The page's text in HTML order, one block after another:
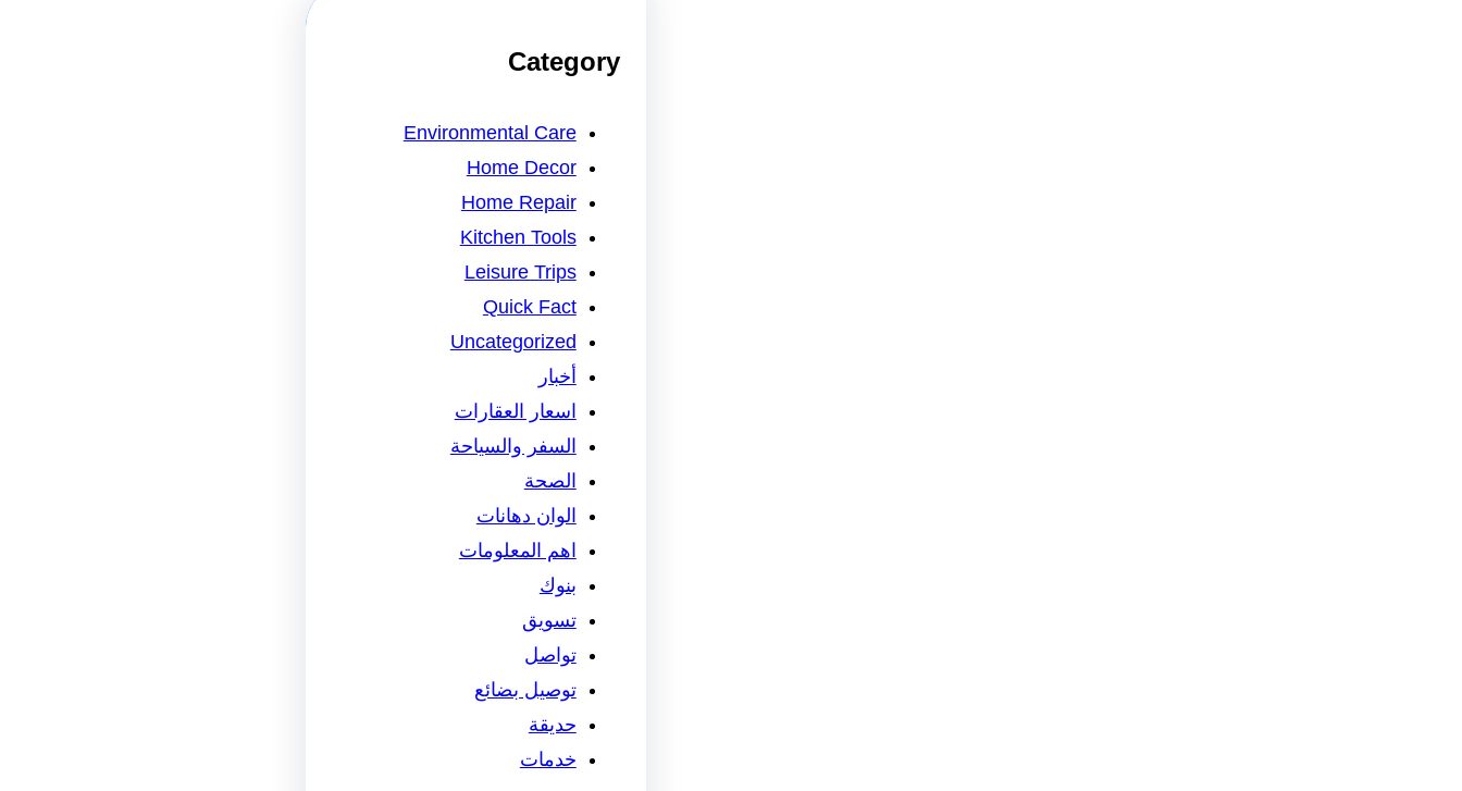
Category
Environmental Care
Home Decor
Home Repair
Kitchen Tools
Leisure Trips
Quick Fact
Uncategorized
أخبار
اسعار العقارات
السفر والسياحة
الصحة
الوان دهانات
اهم المعلومات
بنوك
تسويق
تواصل
توصيل بضائع
حديقة
خدمات